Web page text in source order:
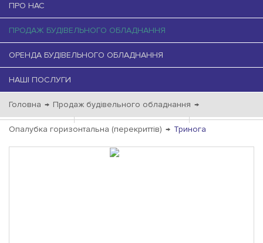
ПРО НАС
ПРОДАЖ БУДІВЕЛЬНОГО ОБЛАДНАННЯ
ОРЕНДА БУДІВЕЛЬНОГО ОБЛАДНАННЯ
НАШІ ПОСЛУГИ
Головна → Продаж будівельного обладнання →
Опалубка горизонтальна (перекриттів) → Тринога